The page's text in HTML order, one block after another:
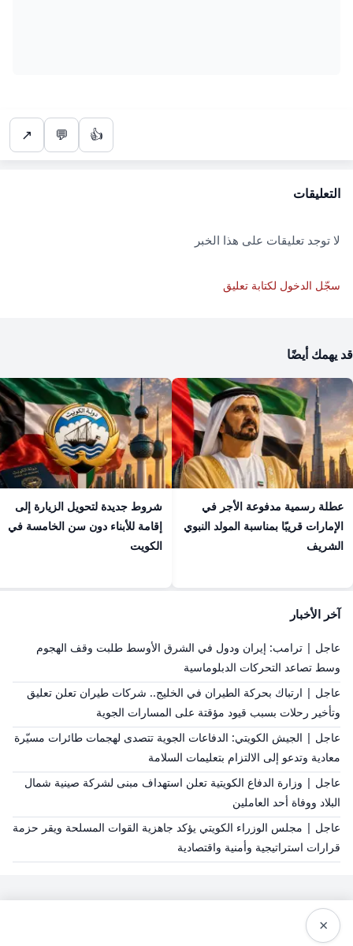
👍
💬
↗
التعليقات
لا توجد تعليقات على هذا الخبر
سجّل الدخول لكتابة تعليق
قد يهمك أيضًا
عطلة رسمية مدفوعة الأجر في
الإمارات قريبًا بمناسبة المولد النبوي
الشريف
شروط جديدة لتحويل الزيارة إلى
إقامة للأبناء دون سن الخامسة في
الكويت
آخر الأخبار
عاجل | ترامب: إيران ودول في الشرق الأوسط طلبت وقف الهجوم
وسط تصاعد التحركات الدبلوماسية
عاجل | ارتباك بحركة الطيران في الخليج.. شركات طيران تعلن تعليق
وتأخير رحلات بسبب قيود مؤقتة على المسارات الجوية
عاجل | الجيش الكويتي: الدفاعات الجوية تتصدى لهجمات طائرات مسيّرة
معادية وتدعو إلى الالتزام بتعليمات السلامة
عاجل | وزارة الدفاع الكويتية تعلن استهداف مبنى لشركة صينية شمال
البلاد ووفاة أحد العاملين
عاجل | مجلس الوزراء الكويتي يؤكد جاهزية القوات المسلحة ويقر حزمة
قرارات استراتيجية وأمنية واقتصادية
×